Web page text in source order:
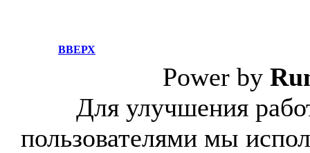
ВВЕРХ
Power by
Для улучшения
пользователями мы